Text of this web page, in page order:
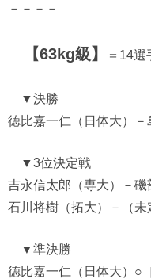
－－－－
【63kg級】 ＝14選
▼決勝
徳比嘉一仁（日体大）－
▼3位決定戦
吉永信太郎（専大）－磯
石川将樹（拓大）－（未
▼準決勝
徳比嘉一仁（日体大）○